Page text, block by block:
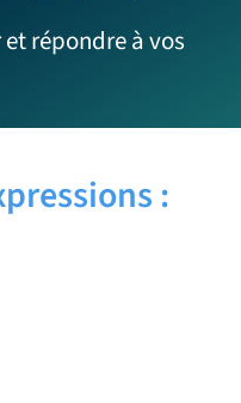
répondre à vos
: